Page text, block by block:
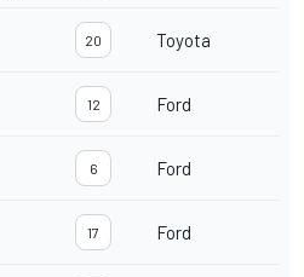
20 Toyota
12 Ford
6 Ford
17 Ford